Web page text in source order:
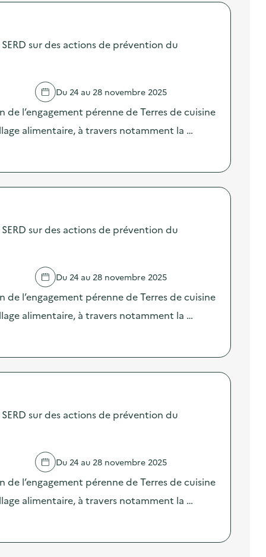
sur des actions de prévention du
Du 24 au 28 novembre 2025
de l’engagement pérenne de Terres de cuisine
alimentaire, à travers notamment la …
sur des actions de prévention du
Du 24 au 28 novembre 2025
de l’engagement pérenne de Terres de cuisine
alimentaire, à travers notamment la …
sur des actions de prévention du
Du 24 au 28 novembre 2025
de l’engagement pérenne de Terres de cuisine
alimentaire, à travers notamment la …